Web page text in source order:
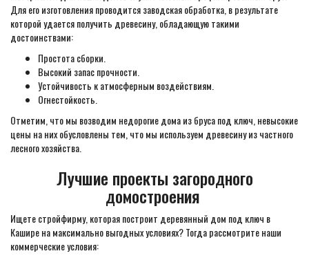
Для его изготовления проводится заводская обработка, в результате
которой удается получить древесину, обладающую такими
достоинствами:
Простота сборки.
Высокий запас прочности.
Устойчивость к атмосферным воздействиям.
Огнестойкость.
Отметим, что мы возводим недорогие дома из бруса под ключ, невысокие
цены на них обусловлены тем, что мы используем древесину из частного
лесного хозяйства.
Лучшие проекты загородного
домостроения
Ищете стройфирму, которая построит деревянный дом под ключ в
Кашире на максимально выгодных условиях? Тогда рассмотрите наши
коммерческие условия: